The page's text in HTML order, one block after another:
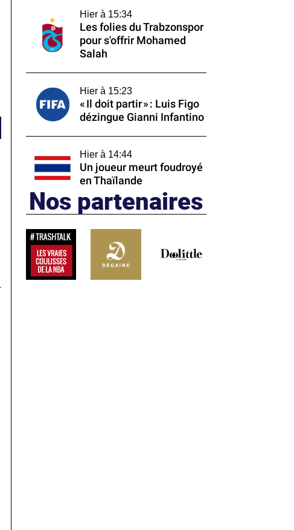
Hier à 15:34
Les folies du Trabzonspor
pour s'offrir Mohamed
Salah
Hier à 15:23
« Il doit partir » : Luis Figo
dézingue Gianni Infantino
Hier à 14:44
Un joueur meurt foudroyé
en Thaïlande
Nos partenaires